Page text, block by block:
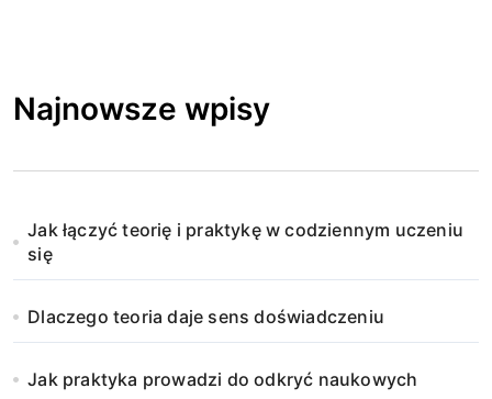
Najnowsze wpisy
Jak łączyć teorię i praktykę w codziennym uczeniu
się
Dlaczego teoria daje sens doświadczeniu
Jak praktyka prowadzi do odkryć naukowych